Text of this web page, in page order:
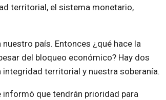
territorial, el sistema monetario,
país. Entonces ¿qué hace la
del bloqueo económico? Hay dos
territorial y nuestra soberanía.
informó que tendrán prioridad para